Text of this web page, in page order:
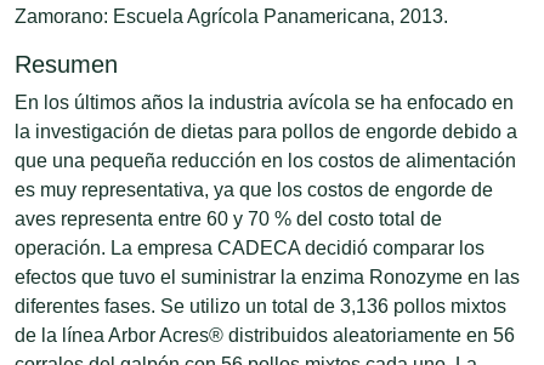
Zamorano: Escuela Agrícola Panamericana, 2013.
Resumen
En los últimos años la industria avícola se ha enfocado en
la investigación de dietas para pollos de engorde debido a
que una pequeña reducción en los costos de alimentación
es muy representativa, ya que los costos de engorde de
aves representa entre 60 y 70 % del costo total de
operación. La empresa CADECA decidió comparar los
efectos que tuvo el suministrar la enzima Ronozyme en las
diferentes fases. Se utilizo un total de 3,136 pollos mixtos
de la línea Arbor Acres® distribuidos aleatoriamente en 56